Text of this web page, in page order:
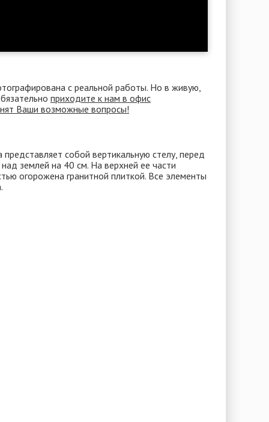
с реальной работы. Но в живую,
приходите к нам в офис
Ваши возможные вопросы!
собой вертикальную стелу, перед
землей на 40 см. На верхней ее части
огорожена гранитной плиткой. Все элементы